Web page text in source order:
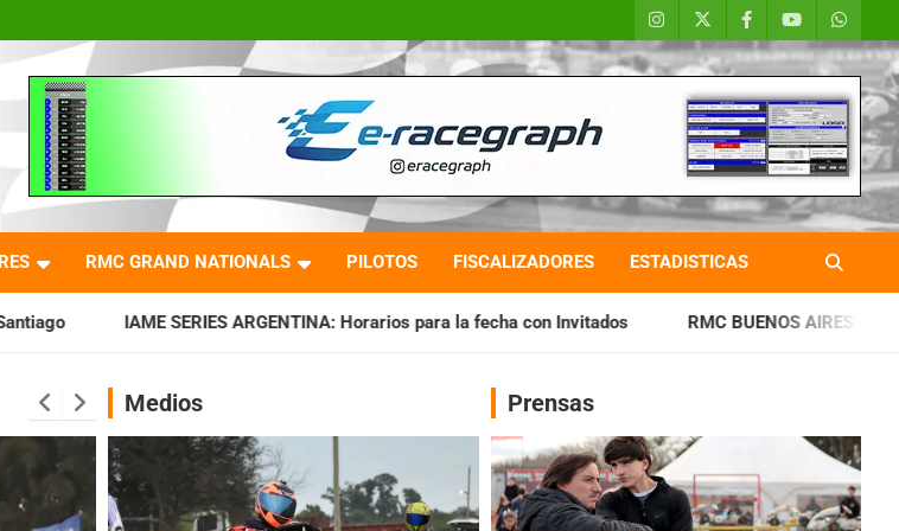
RMC GRAND NATIONALS PILOTOS FISCALIZADORES ESTADISTICAS
ARGENTINA: Horarios para la fecha con Invitados RMC BUENOS AIRES: Cerró una jornada
Medios Prensas